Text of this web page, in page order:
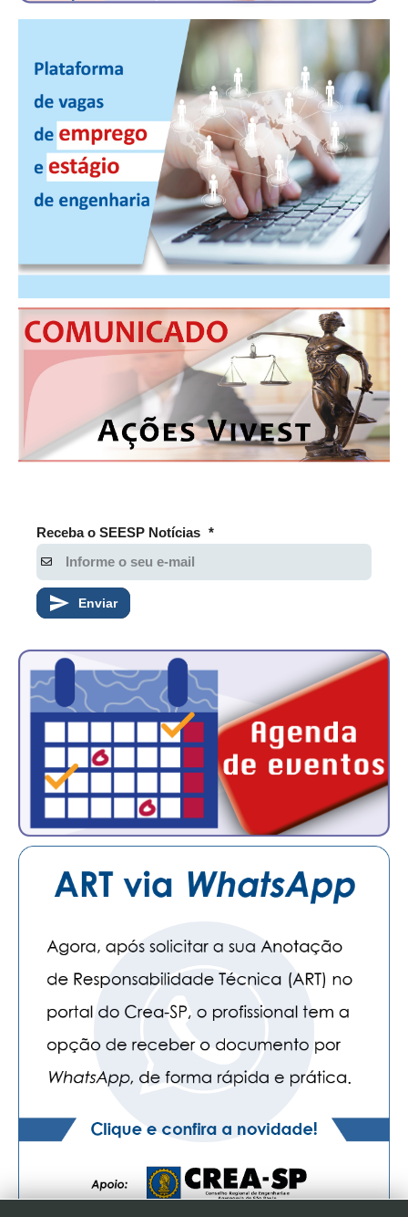
MANUAL DE REDAÇÃO
RELEASES
CONTATO
CADASTRO
ATUALIZAÇÃO CADASTRAL
Receba o SEESP Notícias *
Enviar